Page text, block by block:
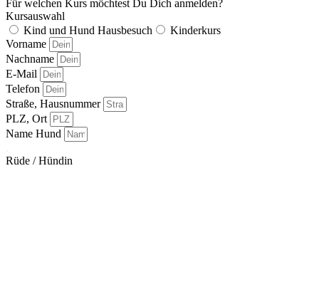
Für welchen Kurs möchtest Du Dich anmelden?
Kursauswahl
Kind und Hund Hausbesuch
Kinderkurs
Vorname
Nachname
E-Mail
Telefon
Straße, Hausnummer
PLZ, Ort
Name Hund
Rüde / Hündin